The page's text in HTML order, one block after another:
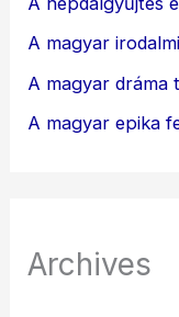
A magyar
A magyar dráma
A magyar epika
Archives